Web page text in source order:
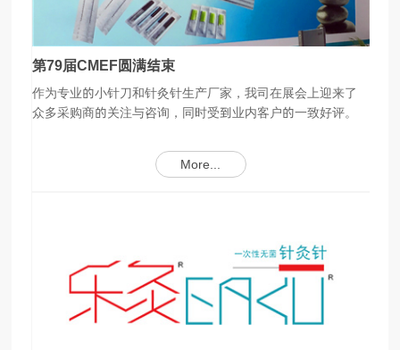
第79届CMEF圆满结束
作为专业的小针刀和针灸针生产厂家，我司在展会上迎来了
众多采购商的关注与咨询，同时受到业内客户的一致好评。
More...